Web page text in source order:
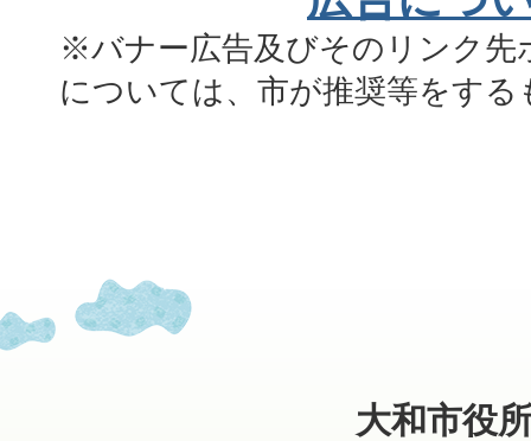
※バナー広告及びそのリンク先
については、市が推奨等をす
大和市役